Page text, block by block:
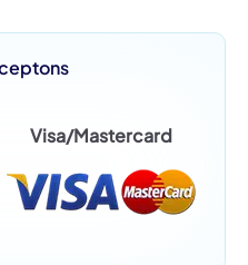
Visa/Mastercard